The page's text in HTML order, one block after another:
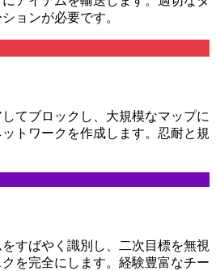
ョンが必要です。
てブロックし、大規模なマップに
トワークを作成します。忍耐と規
すばやく識別し、二次目標を無視
を完全にします。経験豊富なチー